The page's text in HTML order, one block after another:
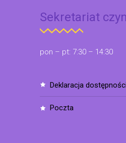
Sekretariat
pon – pt: 7:30 – 14:30
deklaracja dostępności
poczta